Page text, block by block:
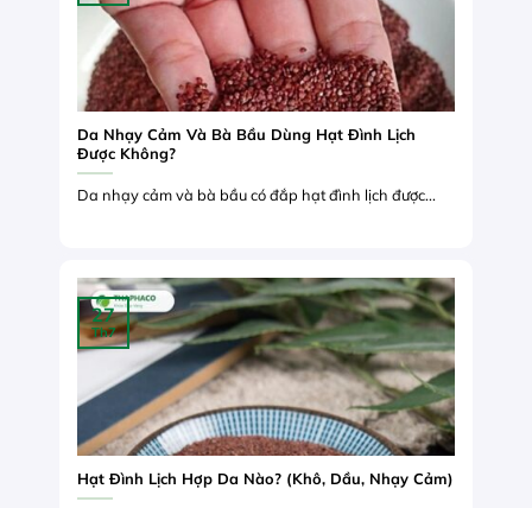
Da Nhạy Cảm Và Bà Bầu Dùng Hạt Đình Lịch
Được Không?
Da nhạy cảm và bà bầu có đắp hạt đình lịch được...
Hạt Đình Lịch Hợp Da Nào? (Khô, Dầu, Nhạy Cảm)
27
Th7